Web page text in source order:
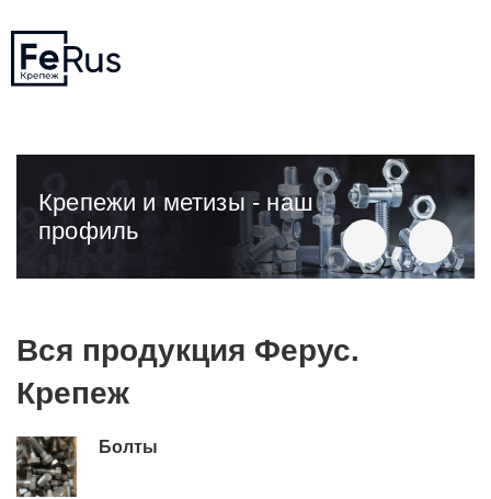
Крепежи и метизы - наш
профиль
Вся продукция Ферус.
Крепеж
Болты